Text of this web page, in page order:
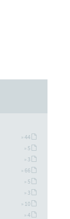
» 44
» 5
» 3
» 66
» 5
» 3
» 10
» 4